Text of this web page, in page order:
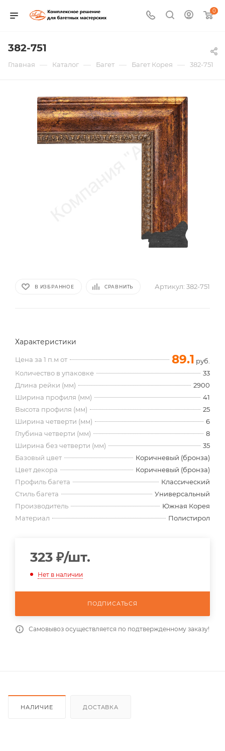
0
382-751
Главная — Каталог — Багет — Багет Корея — 382-751
В ИЗБРАННОЕ СРАВНИТЬ Артикул: 382-751
Характеристики
Цена за 1 п.м от 89.1 руб.
Количество в упаковке
33
Длина рейки (мм)
2900
Ширина профиля (мм)
41
Высота профиля (мм)
25
Ширина четверти (мм)
6
Глубина четверти (мм)
8
Ширина без четверти (мм)
35
Базовый цвет
Коричневый (бронза)
Цвет декора
Коричневый (бронза)
Профиль багета
Классический
Стиль багета
Универсальный
Производитель
Южная Корея
Материал
Полистирол
323 ₽/шт.
Нет в наличии
ПОДПИСАТЬСЯ
Самовывоз осуществляется по подтвержденному заказу!
НАЛИЧИЕ ДОСТАВКА